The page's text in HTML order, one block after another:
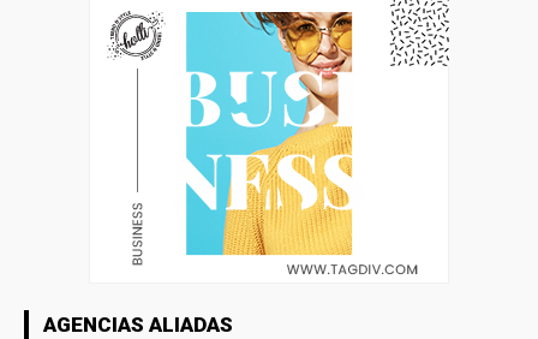
AGENCIAS ALIADAS